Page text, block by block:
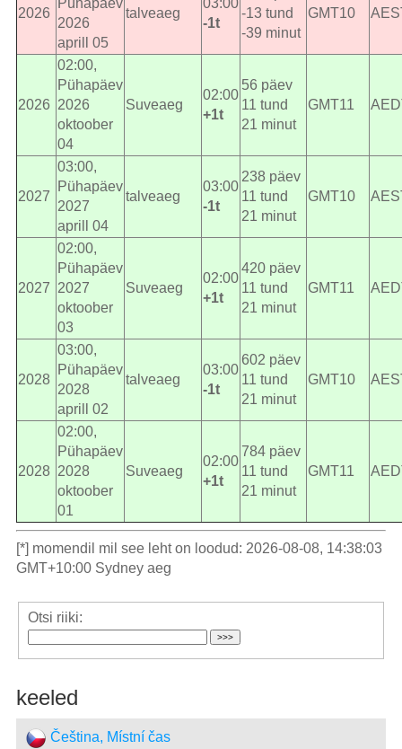
2026
Pühapäev
2026
aprill 05
talveaeg
03:00
-1t
-13 tund
-39 minut
GMT10
2026
02:00,
Pühapäev
2026
oktoober
04
Suveaeg
02:00
+1t
56 päev
11 tund
21 minut
GMT11
2027
03:00,
Pühapäev
2027
aprill 04
talveaeg
03:00
-1t
238 päev
11 tund
21 minut
GMT10
2027
02:00,
Pühapäev
2027
oktoober
03
Suveaeg
02:00
+1t
420 päev
11 tund
21 minut
GMT11
2028
03:00,
Pühapäev
2028
aprill 02
talveaeg
03:00
-1t
602 päev
11 tund
21 minut
GMT10
2028
02:00,
Pühapäev
2028
oktoober
01
Suveaeg
02:00
+1t
784 päev
11 tund
21 minut
GMT11
[*] momendil mil see leht on loodud: 2026-08-08, 14:38:03
GMT+10:00 Sydney aeg
Otsi riiki:
keeled
Čeština, Místní čas